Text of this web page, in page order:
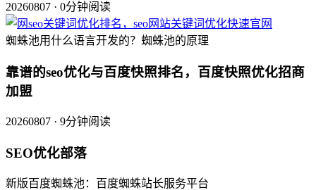
20260807 · 0分钟阅读
蜘蛛池用什么语言开发的？蜘蛛池的原理
靠谱的seo优化与百度快照排名，百度快照优化招商
加盟
20260807 · 9分钟阅读
SEO优化部落
新版百度蜘蛛池：百度蜘蛛站长服务平台